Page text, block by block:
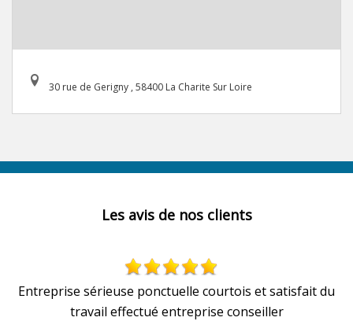
30 rue de Gerigny , 58400 La Charite Sur Loire
Les avis de nos clients
Entreprise sérieuse ponctuelle courtois et satisfait du
travail effectué entreprise conseiller